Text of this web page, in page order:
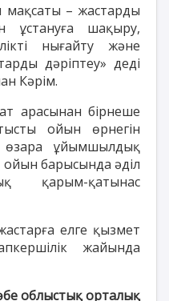
мақсаты – жастарды
ұстануға шақыру,
нығайту және
дәріптеу» деді
Кәрім.
арасынан бірнеше
ойын өрнегін
өзара ұйымшылдық
ойын барысында әділ
қарым-қатынас
елге қызмет
жайында
облыстық орталық